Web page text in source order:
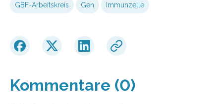
GBF-Arbeitskreis Gen Immunzelle
Kommentare (0)